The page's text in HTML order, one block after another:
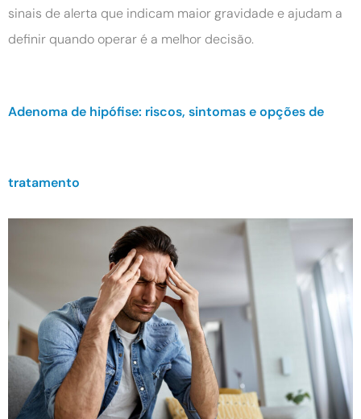
sinais de alerta que indicam maior gravidade e ajudam a
definir quando operar é a melhor decisão.
Adenoma de hipófise: riscos, sintomas e opções de
tratamento